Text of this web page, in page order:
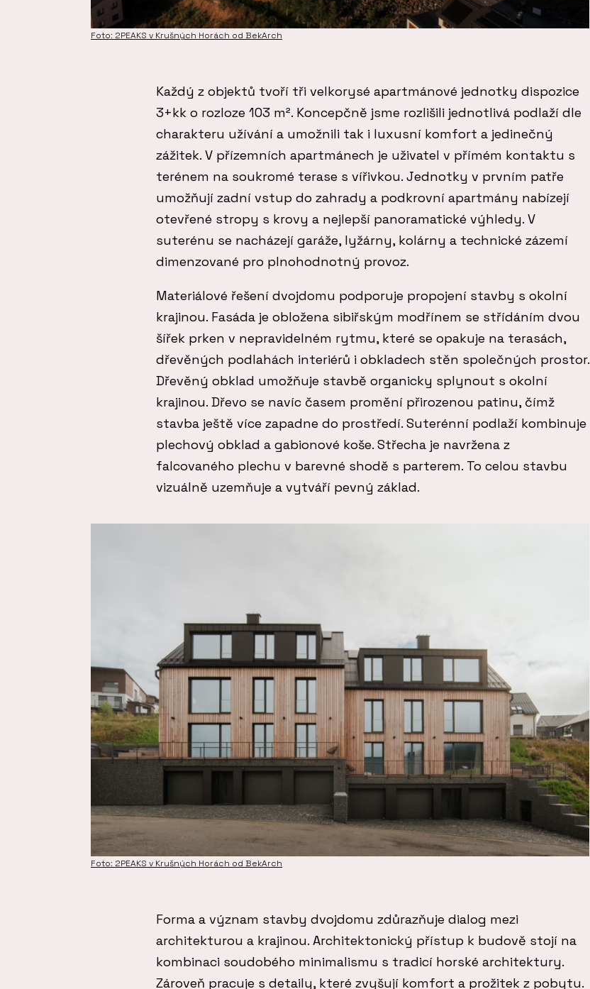
Foto: 2PEAKS v Krušných Horách od BekArch
Každý z objektů tvoří tři velkorysé apartmánové jednotky dispozice
3+kk o rozloze 103 m². Koncepčně jsme rozlišili jednotlivá podlaží dle
charakteru užívání a umožnili tak i luxusní komfort a jedinečný
zážitek. V přízemních apartmánech je uživatel v přímém kontaktu s
terénem na soukromé terase s vířivkou. Jednotky v prvním patře
umožňují zadní vstup do zahrady a podkrovní apartmány nabízejí
otevřené stropy s krovy a nejlepší panoramatické výhledy. V
suterénu se nacházejí garáže, lyžárny, kolárny a technické zázemí
dimenzované pro plnohodnotný provoz.
Materiálové řešení dvojdomu podporuje propojení stavby s okolní
krajinou. Fasáda je obložena sibiřským modřínem se střídáním dvou
šířek prken v nepravidelném rytmu, které se opakuje na terasách,
dřevěných podlahách interiérů i obkladech stěn společných prostor.
Dřevěný obklad umožňuje stavbě organicky splynout s okolní
krajinou. Dřevo se navíc časem promění přirozenou patinu, čímž
stavba ještě více zapadne do prostředí. Suterénní podlaží kombinuje
plechový obklad a gabionové koše. Střecha je navržena z
falcovaného plechu v barevné shodě s parterem. To celou stavbu
vizuálně uzemňuje a vytváří pevný základ.
Foto: 2PEAKS v Krušných Horách od BekArch
Forma a význam stavby dvojdomu zdůrazňuje dialog mezi
architekturou a krajinou. Architektonický přístup k budově stojí na
kombinaci soudobého minimalismu s tradicí horské architektury.
Zároveň pracuje s detaily, které zvyšují komfort a prožitek z pobytu.